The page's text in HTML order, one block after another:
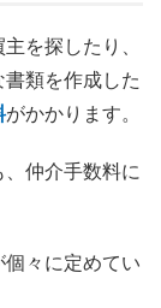
を探したり、
類を作成した
がかかります。
仲介手数料に
々に定めてい